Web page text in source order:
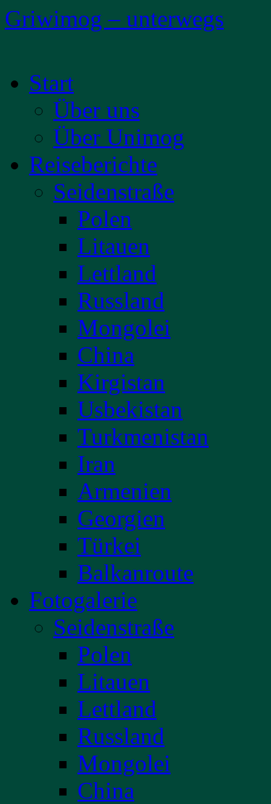
Griwimog – unterwegs
Inhalt
springenStart
Über uns
Über Unimog
Reiseberichte
Seidenstraße
Polen
Litauen
Lettland
Russland
Mongolei
China
Kirgistan
Usbekistan
Turkmenistan
Iran
Armenien
Georgien
Türkei
Balkanroute
Fotogalerie
Seidenstraße
Polen
Litauen
Lettland
Russland
Mongolei
China